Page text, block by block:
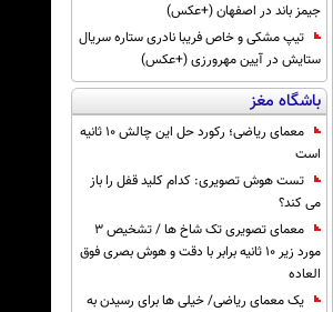
جیمز باند در اصفهان (+عکس)
تیپ مشکی و خاص فریبا نادری ستاره سریال
ستایش در آیین مهرورزی (+عکس)
باشگاه مغز
معمای ریاضی؛ رکورد حل این چالش 10 ثانیه
است
تست هوش تصویری: کدام کلید قفل را باز
می کند؟
معمای تصویری تک شاخ ها / تشخیص 3
مورد زیر 10 ثانیه برابر با دقت و هوش بصری فوق
العاده
یک معمای ریاضی/ خیلی ها برای رسیدن به